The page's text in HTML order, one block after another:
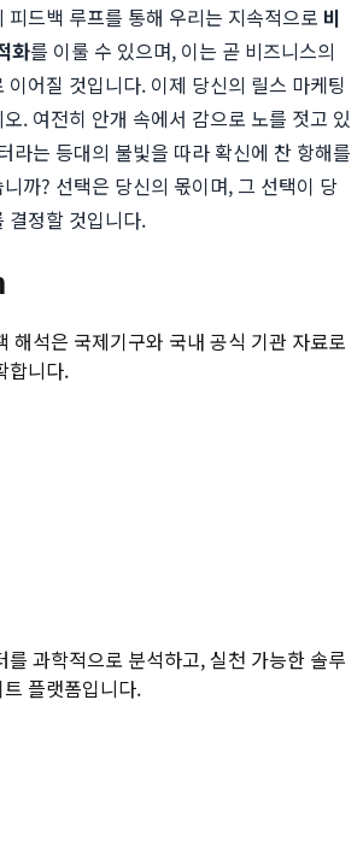
피드백 루프를 통해 우리는 지속적으로 비
화를 이룰 수 있으며, 이는 곧 비즈니스의
이어질 것입니다. 이제 당신의 릴스 마케팅
. 여전히 안개 속에서 감으로 노를 젓고 있
라는 등대의 불빛을 따라 확신에 찬 항해를
까? 선택은 당신의 몫이며, 그 선택이 당
결정할 것입니다.
해석은 국제기구와 국내 공식 기관 자료로
합니다.
를 과학적으로 분석하고, 실천 가능한 솔루
플랫폼입니다.